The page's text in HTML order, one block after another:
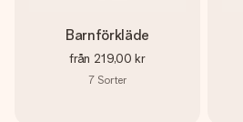
Barnförkläde
från 219,00 kr
7 Sorter